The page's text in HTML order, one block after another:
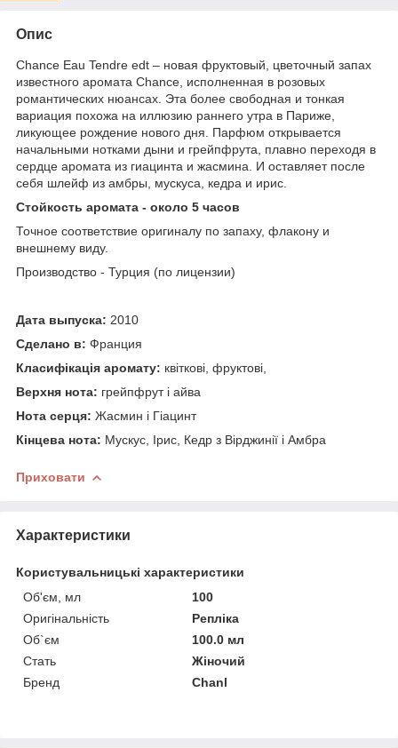
Опис
Chance Eau Tendre edt – новая фруктовый, цветочный запах
известного аромата Chance, исполненная в розовых
романтических нюансах. Эта более свободная и тонкая
вариация похожа на иллюзию раннего утра в Париже,
ликующее рождение нового дня. Парфюм открывается
начальными нотками дыни и грейпфрута, плавно переходя в
сердце аромата из гиацинта и жасмина. И оставляет после
себя шлейф из амбры, мускуса, кедра и ирис.
Стойкость аромата - около 5 часов
Точное соответствие оригиналу по запаху, флакону и
внешнему виду.
Производство - Турция (по лицензии)
Дата выпуска: 2010
Сделано в: Франция
Класифікація аромату: квіткові, фруктові,
Верхня нота: грейпфрут і айва
Нота серця: Жасмин і Гіацинт
Кінцева нота: Мускус, Ірис, Кедр з Вірджинії і Амбра
Приховати
Характеристики
Користувальницькі характеристики
Об'єм, мл
100
Оригінальність
Репліка
Об`єм
100.0 мл
Стать
Жіночий
Бренд
Chanl